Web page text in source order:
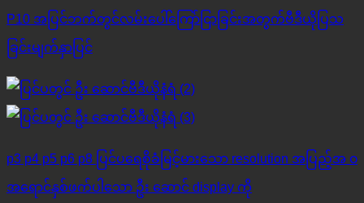
P10 အပြင်ဘက်တွင်လမ်းပေါ်ကြော်ငြာခြင်းအတွက်ဗီဒီယိုပြသ
ခြင်းမျက်နှာပြင်
p3 p4 p5 p6 p8 ပြင်ပရေစိုခံမြင့်မားသော resolution အပြည့်အ ၀
အရောင်နှစ်ဖက်ပါသော ဦး ဆောင် display ကို